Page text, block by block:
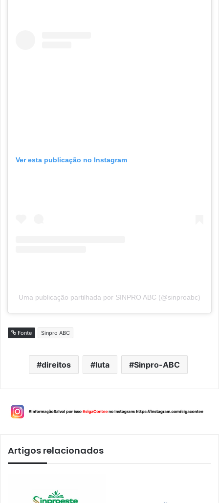
Ver esta publicação no Instagram
Uma publicação partilhada por SINPRO ABC (@sinproabc)
Fonte Sinpro ABC
direitos luta Sinpro-ABC
Artigos relacionados